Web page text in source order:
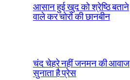
आसान हुई खुद को श्रेष्ठि बताने
वाले कर चोरों की छानबीन
चंद चेहरे नहीं जनमन की आवाज
सुनाता है प्रेस